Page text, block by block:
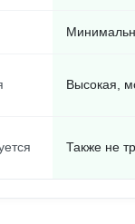
Высокая,
Также не